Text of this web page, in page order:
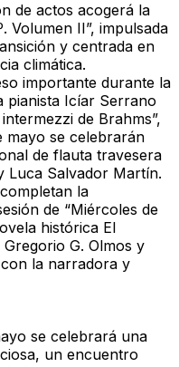
de actos acogerá la
Volumen II”, impulsada
y centrada en
climática.
importante durante la
pianista Icíar Serrano
intermezzi de Brahms”,
mayo se celebrarán
de flauta travesera
Luca Salvador Martín.
la
de “Miércoles de
histórica El
G. Olmos y
la narradora y
se celebrará una
, un encuentro